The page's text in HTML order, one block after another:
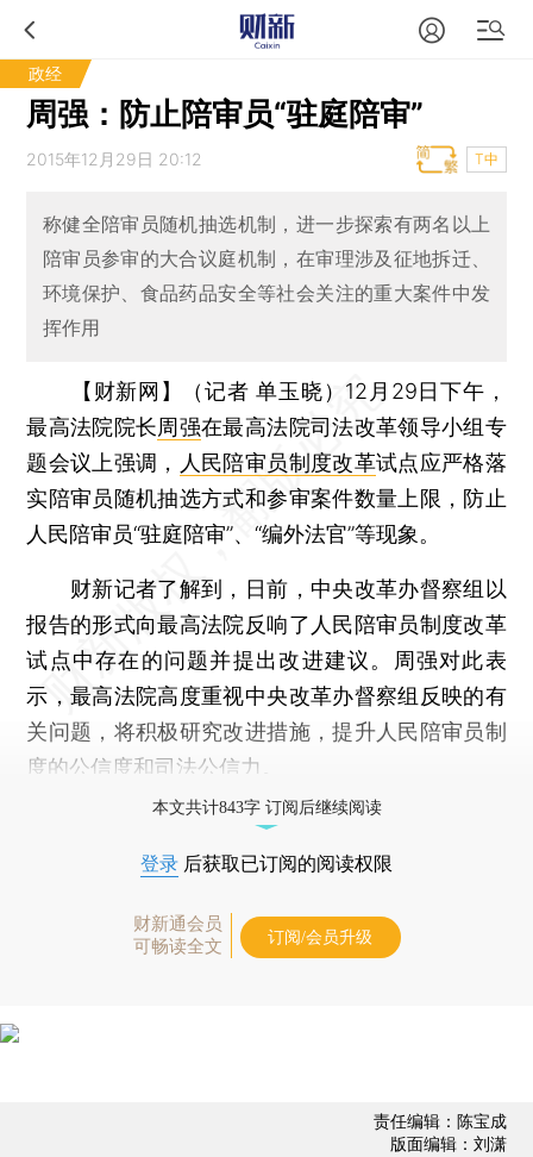
政经
周强：防止陪审员“驻庭陪审”
2015年12月29日 20:12 T中
称健全陪审员随机抽选机制，进一步探索有两名以上
陪审员参审的大合议庭机制，在审理涉及征地拆迁、
环境保护、食品药品安全等社会关注的重大案件中发
挥作用
【财新网】（记者 单玉晓） 12月29日下午，
最高法院院长周强在最高法院司法改革领导小组专
题会议上强调， 人民陪审员制度改革试点应严格落
实陪审员随机抽选方式和参审案件数量上限，防止
人民陪审员“驻庭陪审”、“编外法官”等现象。
财新记者了解到，日前，中央改革办督察组以
报告的形式向最高法院反响了人民陪审员制度改革
试点中存在的问题并提出改进建议。周强对此表
示，最高法院高度重视中央改革办督察组反映的有
关问题，将积极研究改进措施，提升人民陪审员制
度的公信度和司法公信力。
本文共计843字 订阅后继续阅读
登录 后获取已订阅的阅读权限
财新通会员
可畅读全文
订阅/会员升级
责任编辑：陈宝成
版面编辑：刘潇